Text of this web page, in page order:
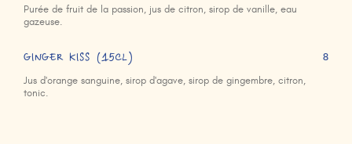
Purée de fruit de la passion, jus de citron, sirop de vanille, eau
gazeuse.
GINGER KISS (15cl)
Jus d'orange sanguine, sirop d'agave, sirop de gingembre, citron,
tonic.
8